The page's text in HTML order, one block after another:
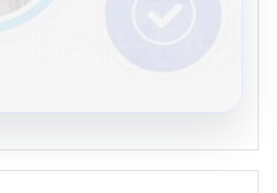
İle Dijital